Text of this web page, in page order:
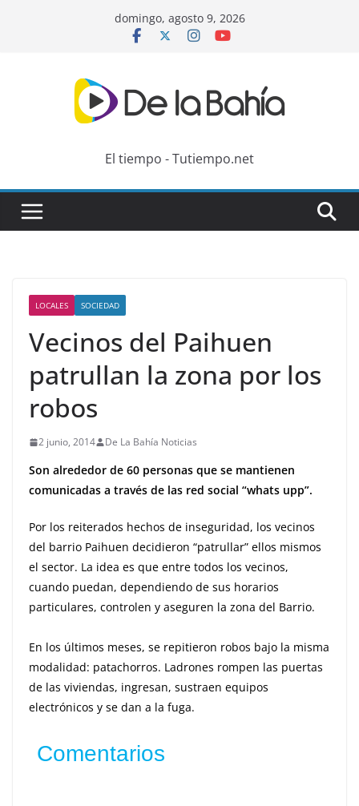
domingo, agosto 9, 2026
El tiempo - Tutiempo.net
LOCALES SOCIEDAD
Vecinos del Paihuen
patrullan la zona por los
robos
2 junio, 2014 De La Bahía Noticias
Son alrededor de 60 personas que se mantienen
comunicadas a través de las red social “whats upp”.
Por los reiterados hechos de inseguridad, los vecinos
del barrio Paihuen decidieron “patrullar” ellos mismos
el sector. La idea es que entre todos los vecinos,
cuando puedan, dependiendo de sus horarios
particulares, controlen y aseguren la zona del Barrio.
En los últimos meses, se repitieron robos bajo la misma
modalidad: patachorros. Ladrones rompen las puertas
de las viviendas, ingresan, sustraen equipos
electrónicos y se dan a la fuga.
Comentarios